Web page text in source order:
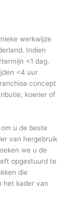
werkwijze
Indien
<1 dag.
<4 uur
concept
koerier of
u de beste
van hergebruik
we u de
opgestuurd te
die
het kader van